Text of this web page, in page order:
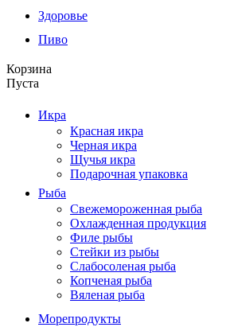
Здоровье
Пиво
Корзина
Пуста
Икра
Красная икра
Черная икра
Щучья икра
Подарочная упаковка
Рыба
Свежемороженная рыба
Охлажденная продукция
Филе рыбы
Стейки из рыбы
Слабосоленая рыба
Копченая рыба
Вяленая рыба
Морепродукты